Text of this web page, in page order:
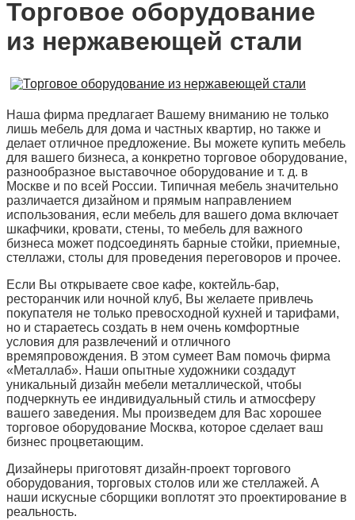
Торговое оборудование
из нержавеющей стали
Наша фирма предлагает Вашему вниманию не только
лишь мебель для дома и частных квартир, но также и
делает отличное предложение. Вы можете купить мебель
для вашего бизнеса, а конкретно торговое оборудование,
разнообразное выставочное оборудование и т. д. в
Москве и по всей России. Типичная мебель значительно
различается дизайном и прямым направлением
использования, если мебель для вашего дома включает
шкафчики, кровати, стены, то мебель для важного
бизнеса может подсоединять барные стойки, приемные,
стеллажи, столы для проведения переговоров и прочее.
Если Вы открываете свое кафе, коктейль-бар,
ресторанчик или ночной клуб, Вы желаете привлечь
покупателя не только превосходной кухней и тарифами,
но и стараетесь создать в нем очень комфортные
условия для развлечений и отличного
времяпровождения. В этом сумеет Вам помочь фирма
«Металлаб». Наши опытные художники создадут
уникальный дизайн мебели металлической, чтобы
подчеркнуть ее индивидуальный стиль и атмосферу
вашего заведения. Мы произведем для Вас хорошее
торговое оборудование Москва, которое сделает ваш
бизнес процветающим.
Дизайнеры приготовят дизайн-проект торгового
оборудования, торговых столов или же стеллажей. А
наши искусные сборщики воплотят это проектирование в
реальность.